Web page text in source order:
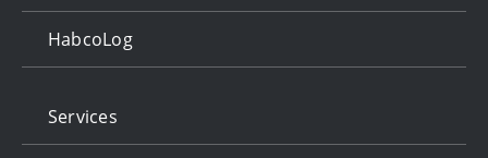
HabcoLog
Services